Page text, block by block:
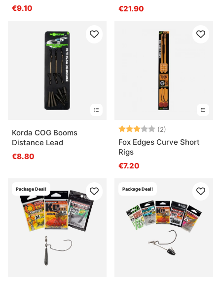
€9.10
€21.90
Korda COG Booms
Distance Lead
€8.80
Arvio: (2)
Fox Edges Curve Short
Rigs
€7.20
Package Deal! Package Deal!